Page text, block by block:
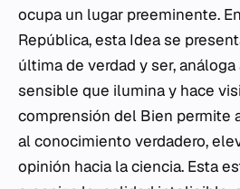
ocupa un lugar preeminente.
República, esta Idea se
última de verdad y ser,
sensible que ilumina y hace
comprensión del Bien permite
al conocimiento verdadero,
opinión hacia la ciencia. Esta